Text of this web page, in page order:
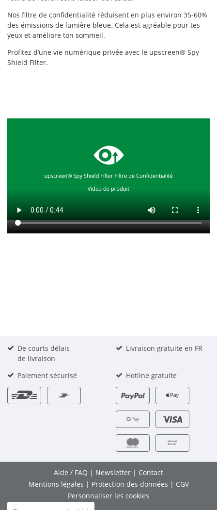
Nos filtre de confidentialité réduisent en plus environ 35-60%
des émissions de lumière bleue. Cela est agréable pour tes
yeux et améliore ton sommeil.
Profitez d’une vie numérique privée avec le upscreen® Spy
Shield Filter.
De courts délais
de livraison
Livraison gratuite en FR
Paiement sécurisé Hotline gratuite
Aide / FAQ | Newsletter | Contact
Mentions légales | Protection des données | CGV
Personnaliser les cookies